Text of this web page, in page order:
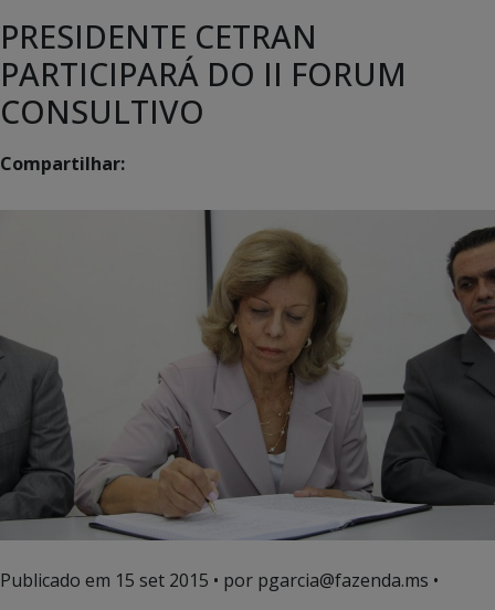
PRESIDENTE CETRAN
PARTICIPARÁ DO II FORUM
CONSULTIVO
Compartilhar:
Publicado em 15 set 2015 • por pgarcia@fazenda.ms •